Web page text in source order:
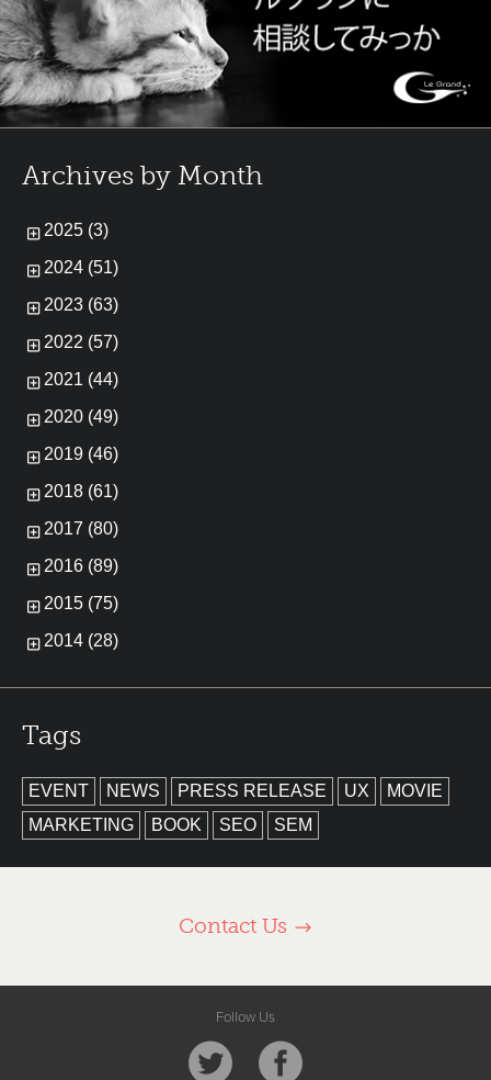
Archives by Month
2025 (3)
2024 (51)
2023 (63)
2022 (57)
2021 (44)
2020 (49)
2019 (46)
2018 (61)
2017 (80)
2016 (89)
2015 (75)
2014 (28)
Tags
EVENT NEWS PRESS RELEASE UX
MOVIE
MARKETING
BOOK SEO SEM
Contact Us
Follow Us